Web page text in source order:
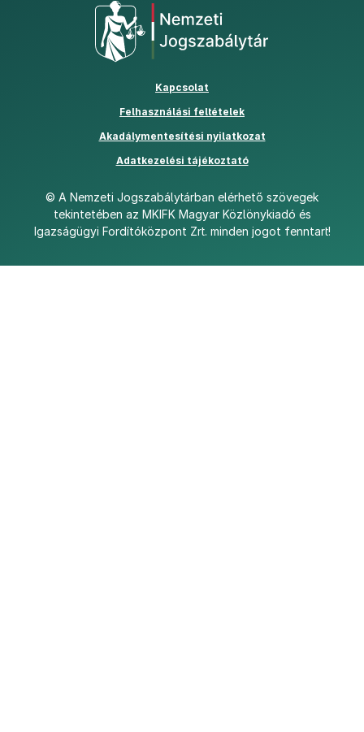
Kapcsolat
Felhasználási feltételek
Akadálymentesítési nyilatkozatPDF
Adatkezelési tájékoztató
© A Nemzeti Jogszabálytárban elérhető szövegek
tekintetében az MKIFK Magyar Közlönykiadó és
Igazságügyi Fordítóközpont Zrt. minden jogot fenntart!